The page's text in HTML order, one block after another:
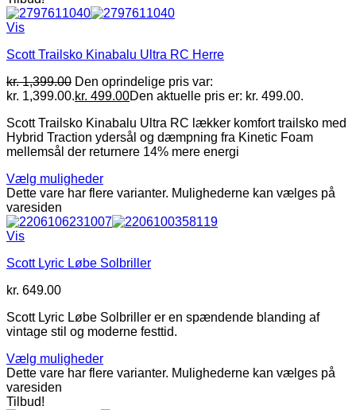
Vis
Scott Trailsko Kinabalu Ultra RC Herre
kr.1,399.00 Den oprindelige pris var:
kr. 1,399.00.kr. 499.00Den aktuelle pris er: kr. 499.00.
Scott Trailsko Kinabalu Ultra RC lækker komfort trailsko med
Hybrid Traction ydersål og dæmpning fra Kinetic Foam
mellemsål der returnere 14% mere energi
Vælg muligheder
Dette vare har flere varianter. Mulighederne kan vælges på
varesiden
Vis
Scott Lyric Løbe Solbriller
kr. 649.00
Scott Lyric Løbe Solbriller er en spændende blanding af
vintage stil og moderne festtid.
Vælg muligheder
Dette vare har flere varianter. Mulighederne kan vælges på
varesiden
Tilbud!